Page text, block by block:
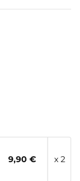
9,90 € x 2